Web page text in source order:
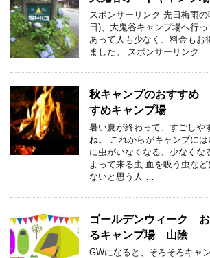
スポンサーリンク 先日梅雨
日)、大鬼谷キャンプ場へ行
あって人も少なく、料金もお
ました。 スポンサーリンク
秋キャンプのおすすめ
すめキャンプ場
暑い夏が終わって、すごしや
ね。 これからがキャンプに
に虫がいなくなる、少なくな
よって来る虫 血を吸う虫な
ないと思う人 …
ゴールデンウィーク
るキャンプ場 山陰
GWになると、そろそろキャ